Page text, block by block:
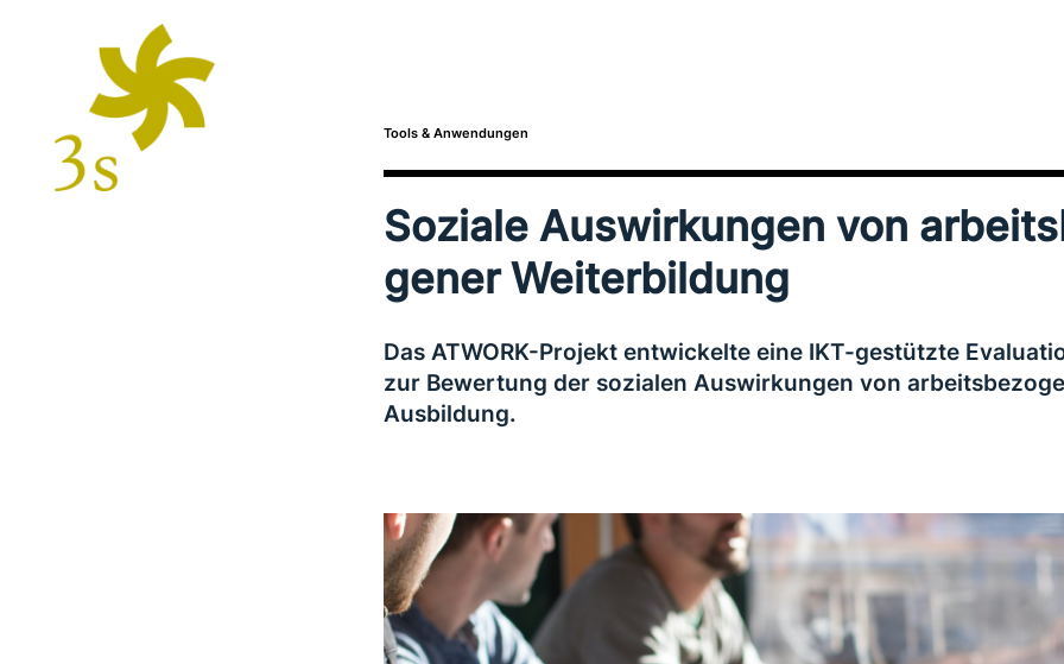
Tools & Anwendungen
Soziale Auswirkungen von
ge­ner Weiterbildung
Das ATWORK-Projekt ent­wickel­te eine IKT-gestützte
zur Bewertung der sozialen Auswirkungen von
Ausbildung.